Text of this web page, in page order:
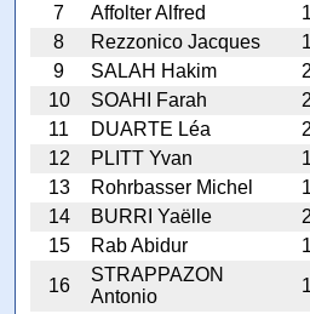
7
Affolter Alfred
8
Rezzonico Jacques
9
SALAH Hakim
10
SOAHI Farah
11
DUARTE Léa
12
PLITT Yvan
13
Rohrbasser Michel
14
BURRI Yaëlle
15
Rab Abidur
16
STRAPPAZON
Antonio